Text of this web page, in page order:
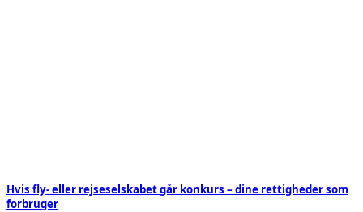
Hvis fly- eller rejseselskabet går konkurs – dine rettigheder som
forbruger